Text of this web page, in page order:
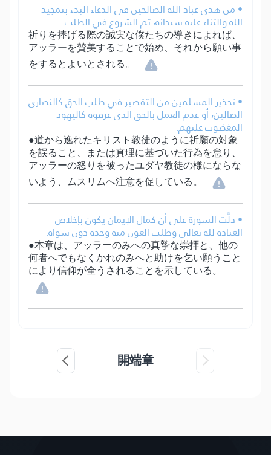
• من هدي عباد الله الصالحين في الدعاء البدء بتمجيد
الله والثناء عليه سبحانه، ثم الشروع في الطلب.
祈りを捧げる際の誠実な僕たちの導きによれば、
アッラーを賛美することで始め、それから願い事
をするとよいとされる。
• تحذير المسلمين من التقصير في طلب الحق كالنصارى
الضالين، أو عدم العمل بالحق الذي عرفوه كاليهود
المغضوب عليهم.
●道から逸れたキリスト教徒のように祈願の対象
を誤ること、または真理に基づいた行為を怠り、
アッラーの怒りを被ったユダヤ教徒の様にならな
いよう、ムスリムへ注意を促している。
• دلَّت السورة على أن كمال الإيمان يكون بإخلاص
العبادة لله تعالى وطلب العون منه وحده دون سواه.
●本章は、アッラーのみへの真摯な崇拝と、他の
何者へでもなくかれのみへと助けを乞い願うこと
により信仰が全うされることを示している。
開端章